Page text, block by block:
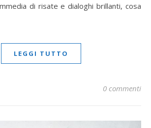
di risate e dialoghi brillanti, cosa
LEGGI TUTTO
0 commenti